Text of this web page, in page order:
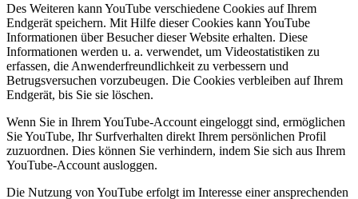
Des Weiteren kann YouTube verschiedene Cookies auf Ihrem
Endgerät speichern. Mit Hilfe dieser Cookies kann YouTube
Informationen über Besucher dieser Website erhalten. Diese
Informationen werden u. a. verwendet, um Videostatistiken zu
erfassen, die Anwenderfreundlichkeit zu verbessern und
Betrugsversuchen vorzubeugen. Die Cookies verbleiben auf Ihrem
Endgerät, bis Sie sie löschen.
Wenn Sie in Ihrem YouTube-Account eingeloggt sind, ermöglichen
Sie YouTube, Ihr Surfverhalten direkt Ihrem persönlichen Profil
zuzuordnen. Dies können Sie verhindern, indem Sie sich aus Ihrem
YouTube-Account ausloggen.
Die Nutzung von YouTube erfolgt im Interesse einer ansprechenden